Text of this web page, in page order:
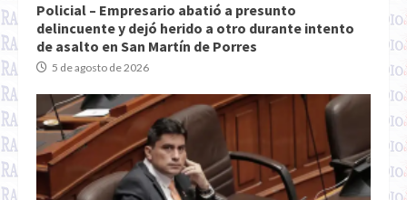
Policial – Empresario abatió a presunto
delincuente y dejó herido a otro durante intento
de asalto en San Martín de Porres
5 de agosto de 2026